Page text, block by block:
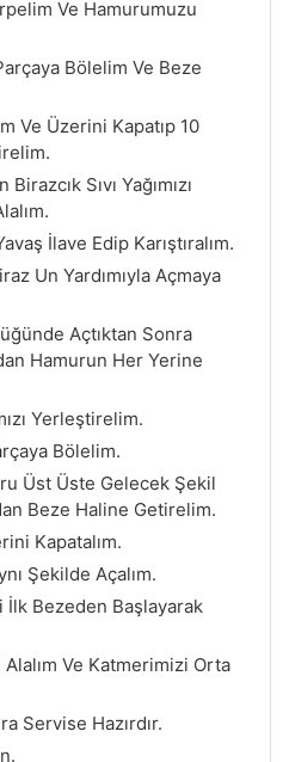
Ve Hamurumuzu
Bölelim Ve Beze
Ve Üzerini Kapatıp 10
Sıvı Yağımızı
İlave Edip Karıştıralım.
Un Yardımıyla Açmaya
Açtıktan Sonra
Hamurun Her Yerine
Yerleştirelim.
Bölelim.
Üst Üste Gelecek Şekil
Beze Haline Getirelim.
Kapatalım.
Şekilde Açalım.
İlk Bezeden Başlayarak
Alalım Ve Katmerimizi Orta
Servise Hazırdır.